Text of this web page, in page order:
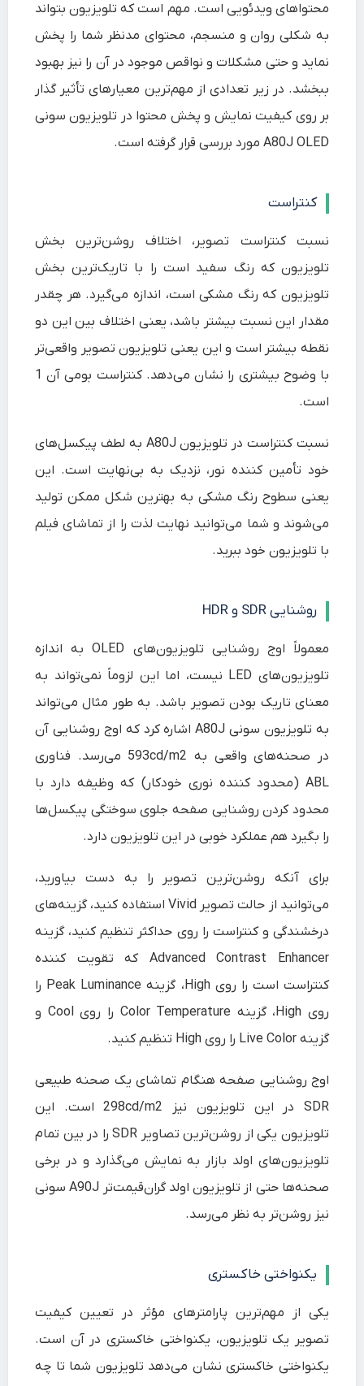
محتواهای ویدئویی است. مهم است که تلویزیون بتواند
به شکلی روان و منسجم، محتوای مدنظر شما را پخش
نماید و حتی مشکلات و نواقص موجود در آن را نیز بهبود
ببخشد. در زیر تعدادی از مهم‌ترین معیارهای تأثیر گذار
بر روی کیفیت نمایش و پخش محتوا در تلویزیون سونی
A80J OLED مورد بررسی قرار گرفته است.
کنتراست
نسبت کنتراست تصویر، اختلاف روشن‌ترین بخش
تلویزیون که رنگ سفید است را با تاریک‌ترین بخش
تلویزیون که رنگ مشکی است، اندازه می‌گیرد. هر چقدر
مقدار این نسبت بیشتر باشد، یعنی اختلاف بین این دو
نقطه بیشتر است و این یعنی تلویزیون تصویر واقعی‌تر
با وضوح بیشتری را نشان می‌دهد. کنتراست بومی آن 1
است.
نسبت کنتراست در تلویزیون A80J به لطف پیکسل‌های
خود تأمین کننده نور، نزدیک به بی‌نهایت است. این
یعنی سطوح رنگ مشکی به بهترین شکل ممکن تولید
می‌شوند و شما می‌توانید نهایت لذت را از تماشای فیلم
با تلویزیون خود ببرید.
روشناییSDR و HDR
معمولاً اوج روشنایی تلویزیون‌های OLED به اندازه
تلویزیون‌های LED نیست، اما این لزوماً نمی‌تواند به
معنای تاریک بودن تصویر باشد. به طور مثال می‌تواند
به تلویزیون سونی A80J اشاره کرد که اوج روشنایی آن
در صحنه‌های واقعی به 593cd/m2 می‌رسد. فناوری
ABL (محدود کننده نوری خودکار) که وظیفه دارد با
محدود کردن روشنایی صفحه جلوی سوختگی پیکسل‌ها
را بگیرد هم عملکرد خوبی در این تلویزیون دارد.
برای آنکه روشن‌ترین تصویر را به دست بیاورید،
می‌توانید از حالت تصویر Vivid استفاده کنید، گزینه‌های
درخشندگی و کنتراست را روی حداکثر تنظیم کنید، گزینه
Advanced Contrast Enhancer که تقویت کننده
کنتراست است را روی High، گزینه Peak Luminance را
روی High، گزینه Color Temperature را روی Cool و
گزینه Live Color را روی High تنظیم کنید.
اوج روشنایی صفحه هنگام تماشای یک صحنه طبیعی
SDR در این تلویزیون نیز 298cd/m2 است. این
تلویزیون یکی از روشن‌ترین تصاویر SDR را در بین تمام
تلویزیون‌های اولد بازار به نمایش می‌گذارد و در برخی
صحنه‌ها حتی از تلویزیون اولد گران‌قیمت‌تر A90J سونی
نیز روشن‌تر به نظر می‌رسد.
یکنواختی خاکستری
یکی از مهم‌ترین پارامترهای مؤثر در تعیین کیفیت
تصویر یک تلویزیون، یکنواختی خاکستری در آن است.
یکنواختی خاکستری نشان می‌دهد تلویزیون شما تا چه